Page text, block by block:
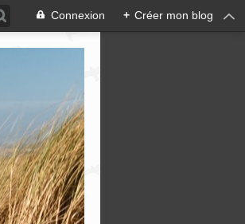
Connexion + Créer mon blog